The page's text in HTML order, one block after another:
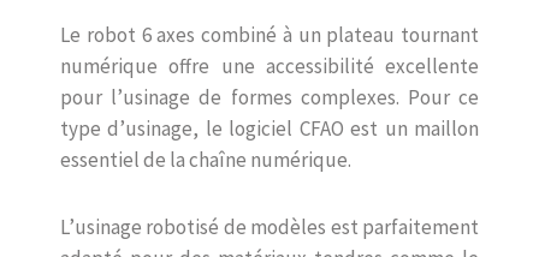
Le robot 6 axes combiné à un plateau tournant
numérique offre une accessibilité excellente
pour l’usinage de formes complexes. Pour ce
type d’usinage, le logiciel CFAO est un maillon
essentiel de la chaîne numérique.
L’usinage robotisé de modèles est parfaitement